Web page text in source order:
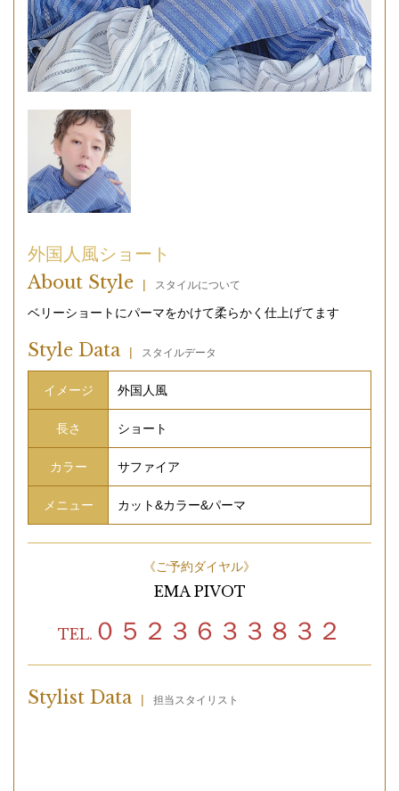
外国人風ショート
About Style | スタイルについて
ベリーショートにパーマをかけて柔らかく仕上げてます
Style Data | スタイルデータ
イメージ 外国人風
長さ ショート
カラー サファイア
メニュー カット&カラー&パーマ
《ご予約ダイヤル》
EMA PIVOT
TEL. ０５２３６３３８３２
Stylist Data | 担当スタイリスト